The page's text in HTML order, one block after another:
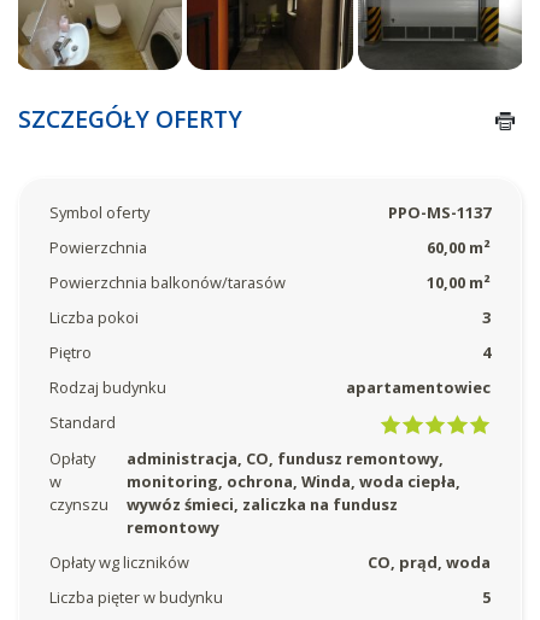
SZCZEGÓŁY OFERTY
Symbol oferty
PPO-MS-1137
Powierzchnia
60,00 m²
Powierzchnia balkonów/tarasów
10,00 m²
Liczba pokoi
3
Piętro
4
Rodzaj budynku
apartamentowiec
Standard
Opłaty
w
czynszu
administracja, CO, fundusz remontowy,
monitoring, ochrona, Winda, woda ciepła,
wywóz śmieci, zaliczka na fundusz
remontowy
Opłaty wg liczników
CO, prąd, woda
Liczba pięter w budynku
5